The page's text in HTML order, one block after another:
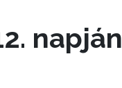
napján